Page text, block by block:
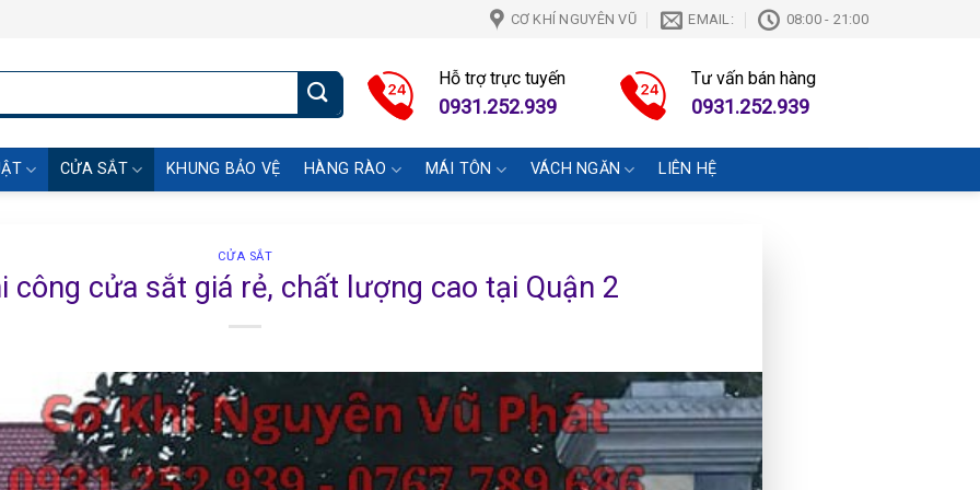
CƠ KHÍ NGUYÊN VŨ EMAIL: 08:00 - 21:00
Hỗ trợ trực tuyến
0931.252.939
Tư vấn bán hàng
0931.252.939
CỬA SẮT KHUNG BẢO VỆ HÀNG RÀO MÁI TÔN VÁCH NGĂN LIÊN HỆ
CỬA SẮT
công cửa sắt giá rẻ, chất lượng cao tại Quận 2